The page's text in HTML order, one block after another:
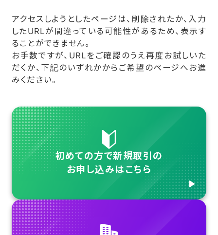
アクセスしようとしたページは、削除されたか、入力
したURLが間違っている可能性があるため、表示す
ることができません。
お手数ですが、URLをご確認のうえ再度お試しいた
だくか、下記のいずれかからご希望のページへお進
みください。
初めての方で新規取引の
お申し込みはこちら